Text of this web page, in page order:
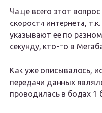
Чаще всего этот
скорости интернета,
указывают ее по
секунду, кто-то в
Как уже описывалось,
передачи данных
проводилась в бодах 1